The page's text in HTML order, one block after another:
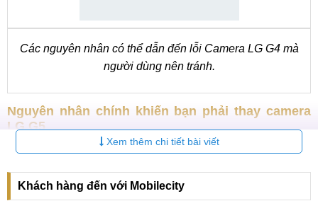
Các nguyên nhân có thể dẫn đến lỗi Camera LG G4 mà
người dùng nên tránh.
Nguyên nhân chính khiến bạn phải thay camera
LG G5
Có rất nhiều nguyên nhân cả chủ quan và khách quan khiến
camera LG G5 của bạn bị hỏng. Do người sử dụng làm rơi
máy, gây va đập mạnh hoặc có thể nước vào làm chập
Xem thêm chi tiết bài viết
Khách hàng đến với Mobilecity